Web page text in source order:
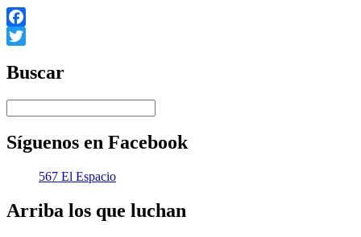
Facebook
Buscar
Síguenos en Facebook
567 El Espacio
Arriba los que luchan